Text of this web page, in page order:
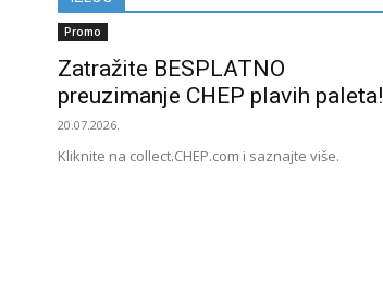
Promo
Zatražite BESPLATNO
preuzimanje CHEP plavih paleta!
20.07.2026.
Kliknite na collect.CHEP.com i saznajte više.